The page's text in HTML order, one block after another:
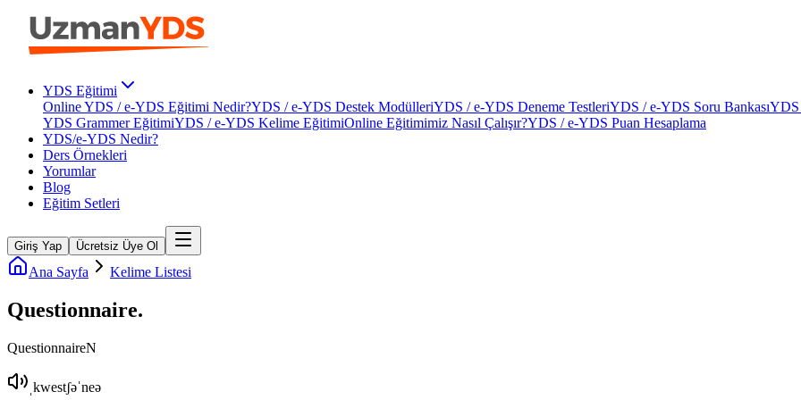
YDS Eğitimi
Online YDS / e-YDS Eğitimi Nedir?YDS / e-YDS Destek ModülleriYDS / e-YDS Deneme TestleriYDS / e-YDS Soru BankasıYDS
YDS Grammer EğitimiYDS / e-YDS Kelime EğitimiOnline Eğitimimiz Nasıl Çalışır?YDS / e-YDS Puan Hesaplama
YDS/e-YDS Nedir?
Ders Örnekleri
Yorumlar
Blog
Eğitim Setleri
Giriş Yap Ücretsiz Üye Ol
Ana Sayfa Kelime Listesi
Questionnaire.
QuestionnaireN
ˌkwestʃəˈneə